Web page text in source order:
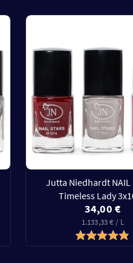
Jutta Niedhardt NAIL
Timeless Lady
34,00 €
1.133,33 € / L